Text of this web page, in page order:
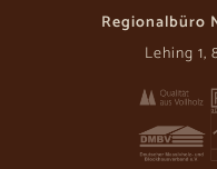
Regionalbüro
Lehing 1,